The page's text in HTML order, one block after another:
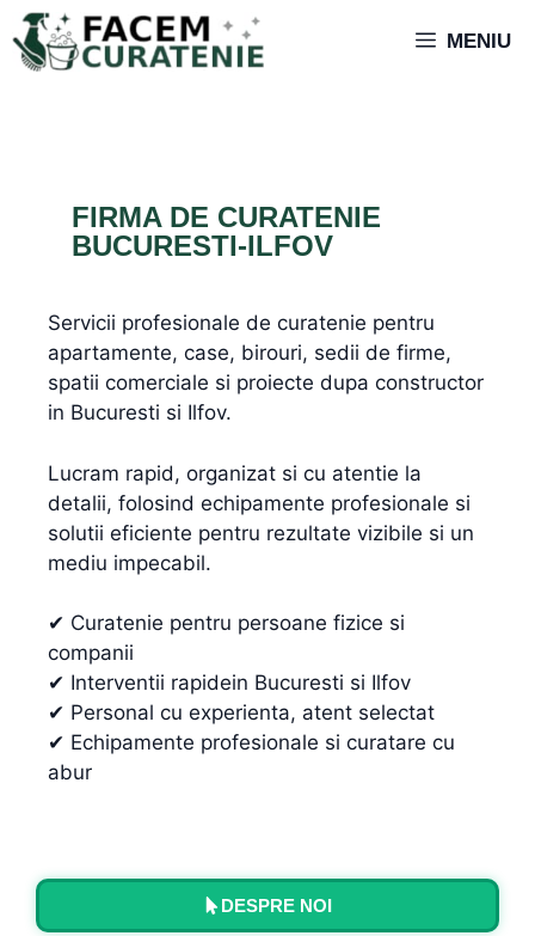
MENIU
FIRMA DE CURATENIE
BUCURESTI-ILFOV
Servicii profesionale de curatenie pentru
apartamente, case, birouri, sedii de firme,
spatii comerciale si proiecte dupa constructor
in Bucuresti si Ilfov.
Lucram rapid, organizat si cu atentie la
detalii, folosind echipamente profesionale si
solutii eficiente pentru rezultate vizibile si un
mediu impecabil.
✔ Curatenie pentru persoane fizice si
companii
✔ Interventii rapidein Bucuresti si Ilfov
✔ Personal cu experienta, atent selectat
✔ Echipamente profesionale si curatare cu
abur
DESPRE NOI